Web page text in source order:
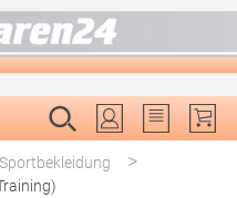
Du hast 0
Sportbekleidung >